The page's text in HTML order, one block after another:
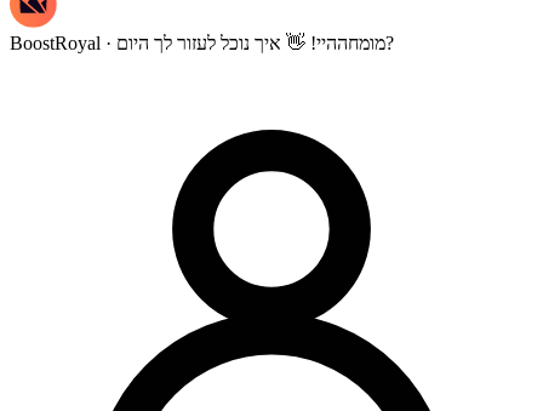
BoostRoyal · מומחההיי! 👋 איך נוכל לעזור לך היום?